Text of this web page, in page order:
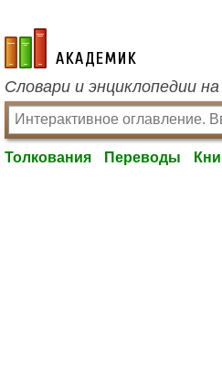
academic.ru
Словари и энциклопедии
Толкования Переводы